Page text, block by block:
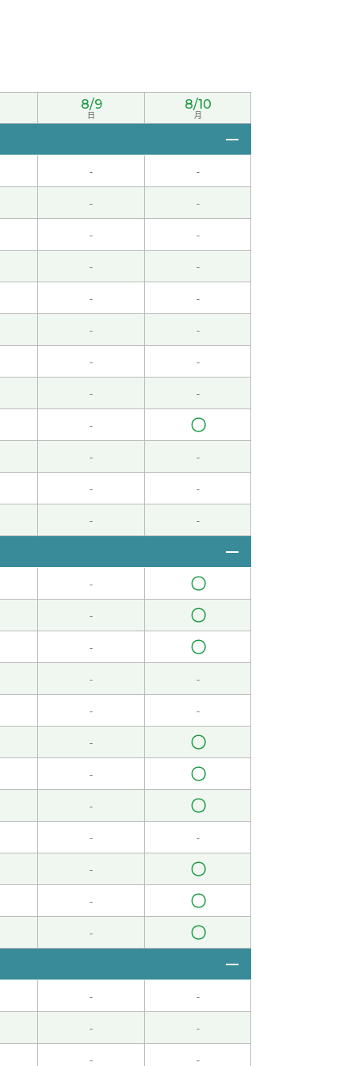
哈。下次课见。
)
我儿子们玩游戏。他跟我说话的方式和那时
て頂いてありがとうございます。
( 60代 男性 )
れるようになるようにしたいと思います。
( 60代 男性 )
我的个人信息，姓名、地址和生年月日。糟
8/9
日
8/10
月
- -
- -
- -
- -
- -
- -
- -
- -
- 〇
- -
- -
- -
- 〇
- 〇
- 〇
- -
- -
- 〇
- 〇
- 〇
- -
- 〇
- 〇
- 〇
- -
- -
- -